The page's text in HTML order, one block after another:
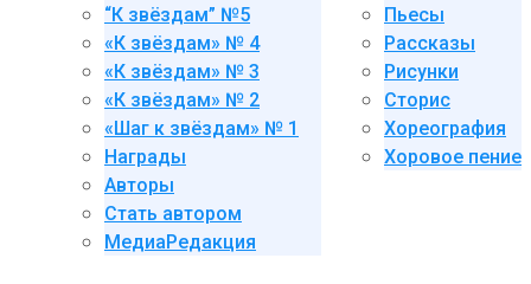
“К звёздам” №5
«К звёздам» № 4
«К звёздам» № 3
«К звёздам» № 2
«Шаг к звёздам» № 1
Награды
Авторы
Стать автором
МедиаРедакция
Пьесы
Рассказы
Рисунки
Сторис
Хореография
Хоровое пение